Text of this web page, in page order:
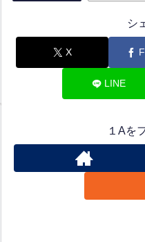
シ
X
LINE
１Aを